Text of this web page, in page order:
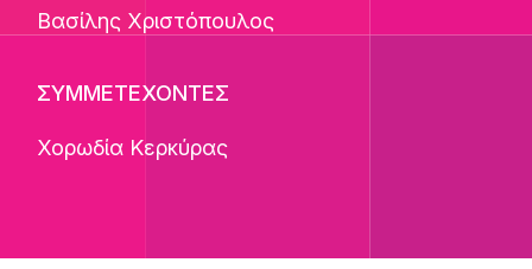
Βασίλης Χριστόπουλος
ΣΥΜΜΕΤΕΧΟΝΤΕΣ
Χορωδία Κερκύρας